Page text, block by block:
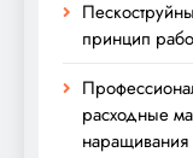
принцип
расходные